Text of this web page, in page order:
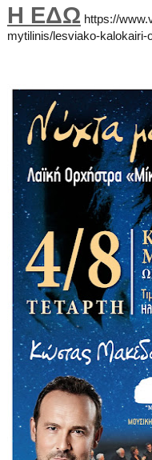
Η ΕΔΩ https://
mytilinis/lesviako-kalokairi-